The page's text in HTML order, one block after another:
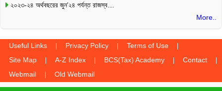
২০২৩-২৪ অর্থবছরের জুন’২৪ পর্যন্ত রাজস্ব…
More..
Useful Links Privacy Policy
Terms of Use
Site Map
A-Z Index BCS(Tax) Academy
Contact
Webmail
Old Webmail